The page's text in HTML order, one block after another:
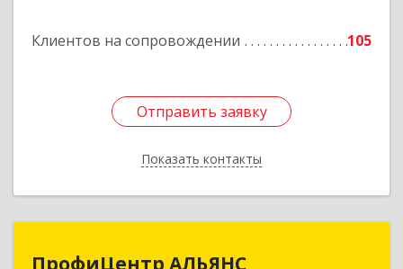
Клиентов на сопровождении 105
Отправить заявку
Показать контакты
Отправить заявку
Назад
ПрофиЦентр АЛЬЯНС